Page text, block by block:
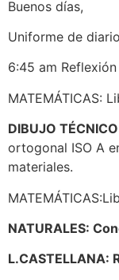
Buenos días,
Uniforme de
6:45 am
MATEMÁTICAS:
DIBUJO
ortogonal ISO A
materiales.
NATURALES:
L.CASTELLANA: